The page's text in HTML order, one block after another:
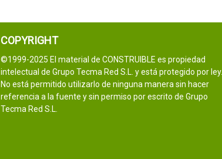
COPYRIGHT
©1999-2025 El material de CONSTRUIBLE es propiedad
intelectual de Grupo Tecma Red S.L. y está protegido por ley.
No está permitido utilizarlo de ninguna manera sin hacer
referencia a la fuente y sin permiso por escrito de Grupo
Tecma Red S.L.